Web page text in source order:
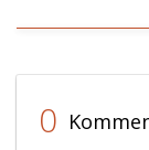
0